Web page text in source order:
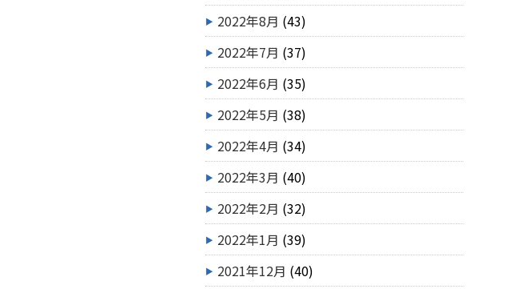
2022年8月 (43)
2022年7月 (37)
2022年6月 (35)
2022年5月 (38)
2022年4月 (34)
2022年3月 (40)
2022年2月 (32)
2022年1月 (39)
2021年12月 (40)